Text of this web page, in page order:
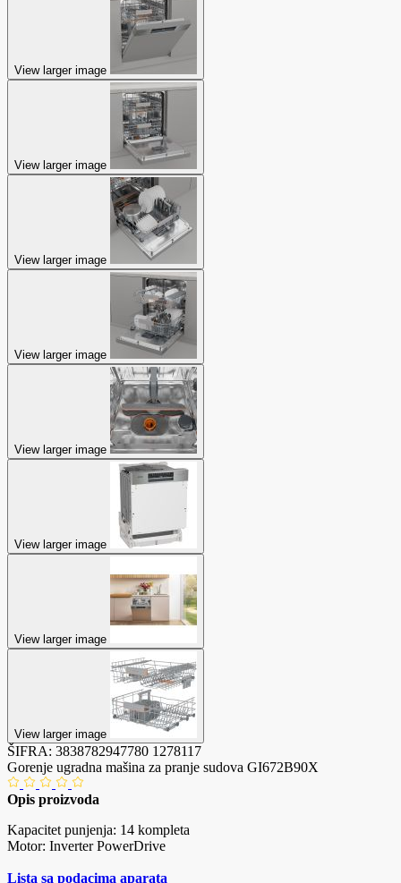
View larger image
View larger image
View larger image
View larger image
View larger image
View larger image
View larger image
View larger image
ŠIFRA: 3838782947780 1278117
Gorenje ugradna mašina za pranje sudova GI672B90X
Opis proizvoda
Kapacitet punjenja: 14 kompleta
Motor: Inverter PowerDrive
Lista sa podacima aparata